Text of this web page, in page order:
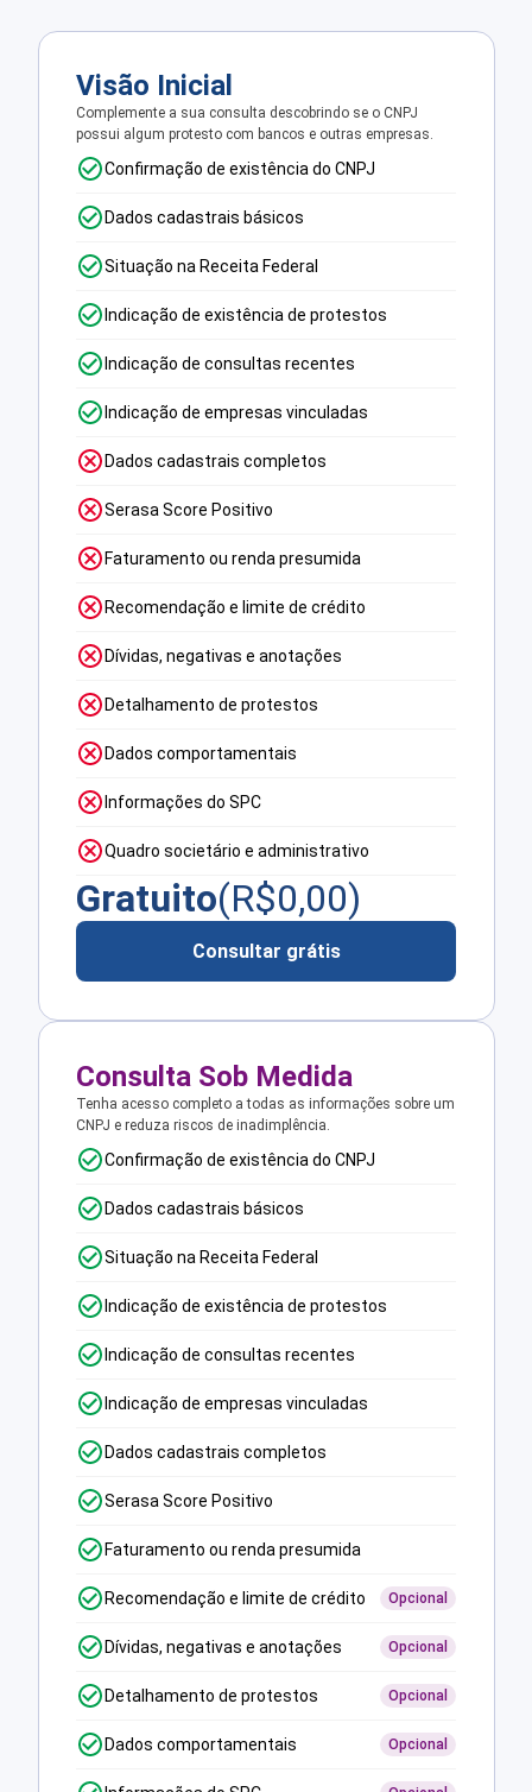
Visão Inicial
Complemente a sua consulta descobrindo se o CNPJ
possui algum protesto com bancos e outras empresas.
Confirmação de existência do CNPJ
Dados cadastrais básicos
Situação na Receita Federal
Indicação de existência de protestos
Indicação de consultas recentes
Indicação de empresas vinculadas
Dados cadastrais completos
Serasa Score Positivo
Faturamento ou renda presumida
Recomendação e limite de crédito
Dívidas, negativas e anotações
Detalhamento de protestos
Dados comportamentais
Informações do SPC
Quadro societário e administrativo
Gratuito(R$0,00)
Consultar grátis
Consulta Sob Medida
Tenha acesso completo a todas as informações sobre um
CNPJ e reduza riscos de inadimplência.
Confirmação de existência do CNPJ
Dados cadastrais básicos
Situação na Receita Federal
Indicação de existência de protestos
Indicação de consultas recentes
Indicação de empresas vinculadas
Dados cadastrais completos
Serasa Score Positivo
Faturamento ou renda presumida
Recomendação e limite de crédito Opcional
Dívidas, negativas e anotações Opcional
Detalhamento de protestos Opcional
Dados comportamentais Opcional